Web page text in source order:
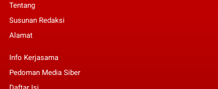
Tentang
Susunan Redaksi
Alamat
Info Kerjasama
Pedoman Media Siber